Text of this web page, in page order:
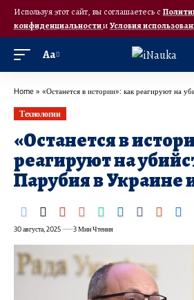
Используя этот сайт, вы соглашаетесь с
конфиденциальностииУсловия
Аа
Home » «Останется в истории»: как реагируют на
Технологии
«Останется в
реагируют на
Парубия в Украине
30 августа, 2025 3 Мин Чтения